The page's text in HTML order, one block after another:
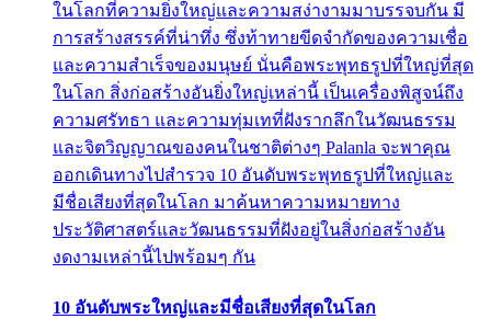
ในโลกที่ความยิ่งใหญ่และความสง่างามมาบรรจบกัน มี
การสร้างสรรค์ที่น่าทึ่ง ซึ่งท้าทายขีดจำกัดของความเชื่อ
และความสำเร็จของมนุษย์ นั่นคือพระพุทธรูปที่ใหญ่ที่สุด
ในโลก สิ่งก่อสร้างอันยิ่งใหญ่เหล่านี้ เป็นเครื่องพิสูจน์ถึง
ความศรัทธา และความทุ่มเทที่ฝังรากลึกในวัฒนธรรม
และจิตวิญญาณของคนในชาติต่างๆ Palanla จะพาคุณ
ออกเดินทางไปสำรวจ 10 อันดับพระพุทธรูปที่ใหญ่และ
มีชื่อเสียงที่สุดในโลก มาค้นหาความหมายทาง
ประวัติศาสตร์และวัฒนธรรมที่ฝังอยู่ในสิ่งก่อสร้างอัน
งดงามเหล่านี้ไปพร้อมๆ กัน
10 อันดับพระใหญ่และมีชื่อเสียงที่สุดในโลก